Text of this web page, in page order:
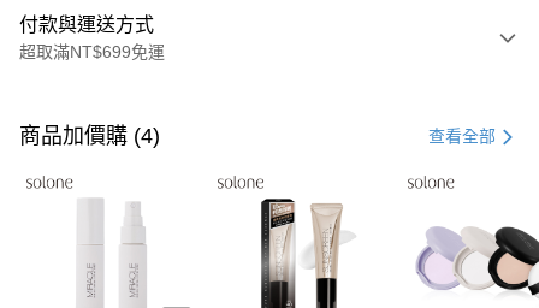
付款與運送方式
超取滿NT$699免運
信用卡一次付款
超商取貨付款
Apple Pay
商品加價購 (4) 查看全部